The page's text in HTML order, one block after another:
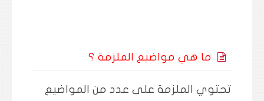
ما هي مواضيع الملزمة ؟
تحتوي الملزمة على عدد من المواضيع